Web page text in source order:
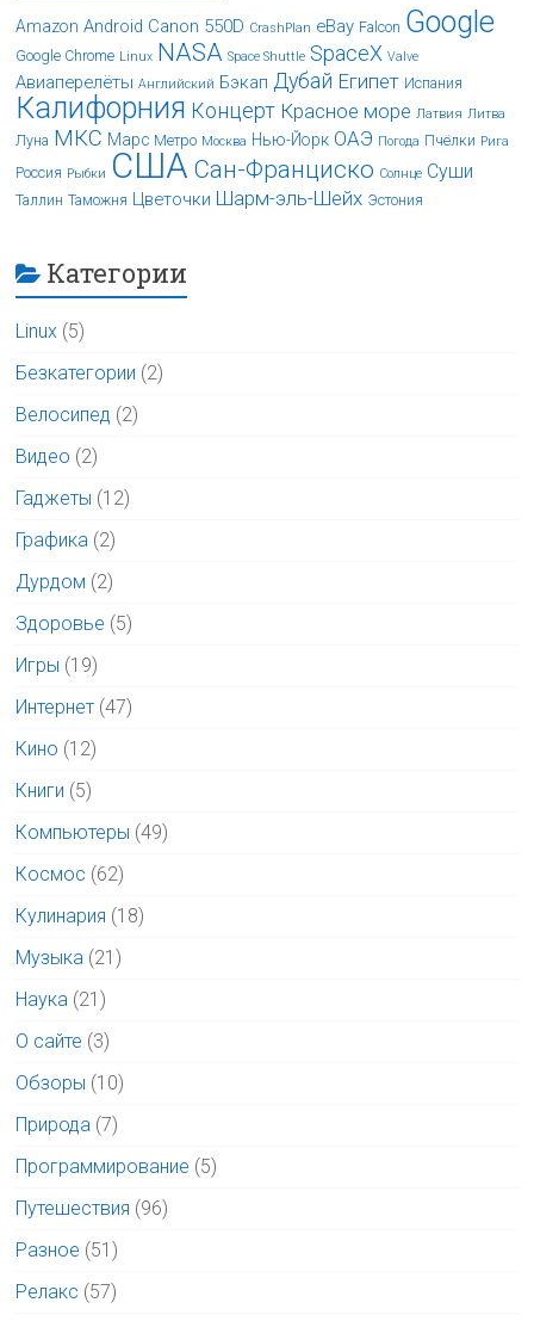
Amazon Android Canon 550D CrashPlan eBay Falcon Google
Google Chrome Linux NASA Space Shuttle SpaceX Valve
Авиаперелёты Английский Бэкап Дубай Египет Испания
Калифорния Концерт Красное море Латвия Литва
Луна МКС Марс Метро Москва Нью-Йорк ОАЭ Погода Пчёлки Рига
Россия Рыбки США Сан-Франциско Солнце Суши
Таллин Таможня Цветочки Шарм-эль-Шейх Эстония
Категории
Linux (5)
Безкатегории (2)
Велосипед (2)
Видео (2)
Гаджеты (12)
Графика (2)
Дурдом (2)
Здоровье (5)
Игры (19)
Интернет (47)
Кино (12)
Книги (5)
Компьютеры (49)
Космос (62)
Кулинария (18)
Музыка (21)
Наука (21)
О сайте (3)
Обзоры (10)
Природа (7)
Программирование (5)
Путешествия (96)
Разное (51)
Релакс (57)